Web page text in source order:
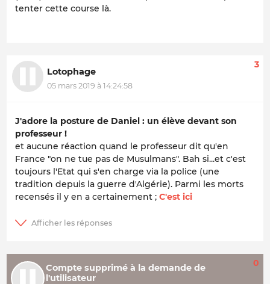
tenter cette course là.
Lotophage
05 mars 2019 à 14:24:58
3
J'adore la posture de Daniel : un élève devant son
professeur !
et aucune réaction quand le professeur dit qu'en
France "on ne tue pas de Musulmans". Bah si...et c'est
toujours l'Etat qui s'en charge via la police (une
tradition depuis la guerre d'Algérie). Parmi les morts
recensés il y en a certainement ; C'est ici
Compte supprimé à la demande de
l'utilisateur
0